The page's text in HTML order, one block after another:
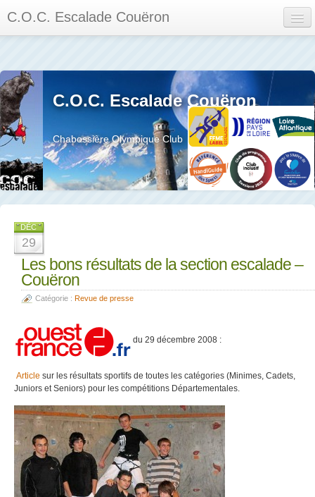
C.O.C. Escalade Couëron
Calendrier des événements et des compétitions
Les membres
Les séances
Privée
La salle et le mur
C.O.C. Escalade Couëron
Chabossière Olympique Club
DÉC
29
Les bons résultats de la section escalade –
Couëron
Catégorie : Revue de presse
du 29 décembre 2008 :
Article sur les résultats sportifs de toutes les catégories (Minimes, Cadets,
Juniors et Seniors) pour les compétitions Départementales.